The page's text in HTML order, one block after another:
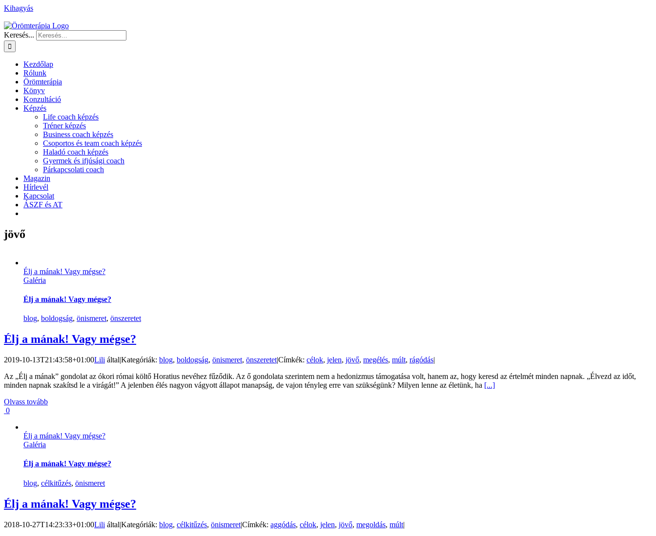
Kihagyás
Keresés...
Kezdőlap
Rólunk
Örömterápia
Könyv
Konzultáció
Képzés
Life coach képzés
Tréner képzés
Business coach képzés
Csoportos és team coach képzés
Haladó coach képzés
Gyermek és ifjúsági coach
Párkapcsolati coach
Magazin
Hírlevél
Kapcsolat
ÁSZF és AT
jövő
Élj a mának! Vagy mégse?
Galéria
Élj a mának! Vagy mégse?
blog, boldogság, önismeret, önszeretet
Élj a mának! Vagy mégse?
2019-10-13T21:43:58+01:00Lili által|Kategóriák: blog, boldogság, önismeret, önszeretet|Címkék: célok, jelen, jövő, megélés, múlt, rágódás|
Az „Élj a mának” gondolat az ókori római költő Horatius nevéhez fűződik. Az ő gondolata szerintem nem a hedonizmus támogatása volt, hanem az, hogy keresd az értelmét minden napnak. „Élvezd az időt,
minden napnak szakítsd le a virágát!” A jelenben élés nagyon vágyott állapot manapság, de vajon tényleg erre van szükségünk? Milyen lenne az életünk, ha [...]
Olvass tovább
0
Élj a mának! Vagy mégse?
Galéria
Élj a mának! Vagy mégse?
blog, célkitűzés, önismeret
Élj a mának! Vagy mégse?
2018-10-27T14:23:33+01:00Lili által|Kategóriák: blog, célkitűzés, önismeret|Címkék: aggódás, célok, jelen, jövő, megoldás, múlt|